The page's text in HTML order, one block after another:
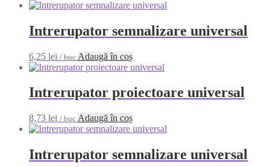
Intrerupator semnalizare universal
6,25 lei / buc Adaugă în coș
Intrerupator proiectoare universal
8,73 lei / buc Adaugă în coș
Intrerupator semnalizare universal